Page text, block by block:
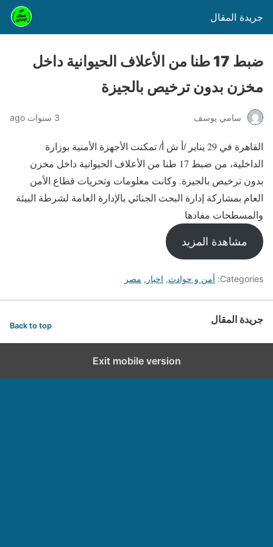
جريدة المقال
ضبط 17 طنا من الأعلاف الحيوانية داخل
مخزن بدون ترخيص بالجيزة
سامي يوسف 3 سنوات ago
القاهرة في 29 يناير /أ ش أ/ تمكنت الأجهزة الأمنية بوزارة
الداخلية، من ضبط 17 طنا من الأعلاف الحيوانية داخل مخزن
بدون ترخيص بالجيزة. وكانت معلومات وتحريات قطاع الأمن
العام بمشاركة إدارة البحث الجنائي بالإدارة العامة لشرطة البيئة
والمسطحات مفادها
مشاهدة المزيد
Categories: أمن و حوادث, اخبار , مصر
جريدة المقال Back to top
Exit mobile version